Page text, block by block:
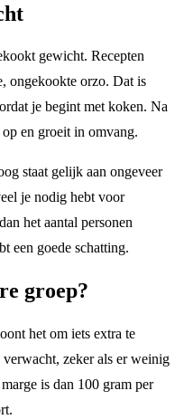
gewicht. Recepten
ongekookte orzo. Dat is
je begint met koken. Na
en groeit in omvang.
staat gelijk aan ongeveer
je nodig hebt voor
het aantal personen
een goede schatting.
groep?
het om iets extra te
verwacht, zeker als er weinig
is dan 100 gram per